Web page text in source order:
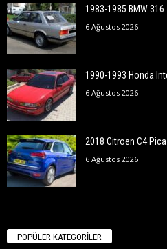
1983-1985 BMW 316
6 Ağustos 2026
1990-1993 Honda
6 Ağustos 2026
2018 Citroen C4
6 Ağustos 2026
POPÜLER KATEGORİLER